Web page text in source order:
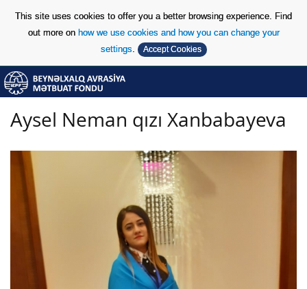
This site uses cookies to offer you a better browsing experience. Find
out more on how we use cookies and how you can change your
settings. Accept Cookies
Skip to Content
Skip to Content
Aysel Neman qızı Xanbabayeva